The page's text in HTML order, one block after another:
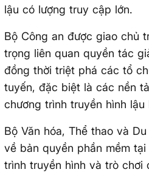
lậu có lượng truy cập lớn.
Bộ Công an được giao chủ
trọng liên quan quyền tác
đồng thời triệt phá các tổ
tuyến, đặc biệt là các nền
chương trình truyền hình
Bộ Văn hóa, Thể thao và
về bản quyền phần mềm
trình truyền hình và trò